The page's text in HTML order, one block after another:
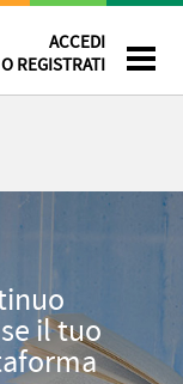
ACCEDI
O REGISTRATI
il tuo